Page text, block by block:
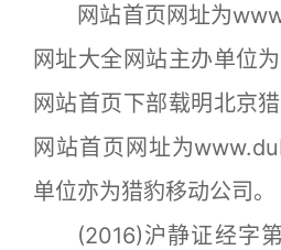
网站首页网址为
网址大全网站主办单位
网站首页下部载明北京
网站首页网址为
单位亦为猎豹移动公司。
(2016)沪静证经字第